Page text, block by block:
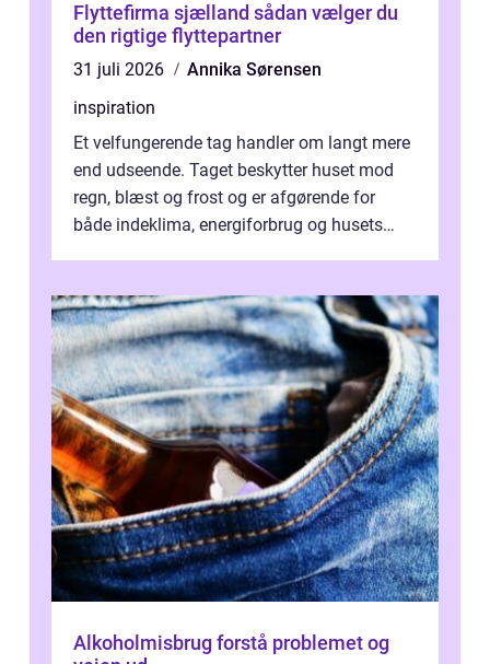
Flyttefirma sjælland sådan vælger du
den rigtige flyttepartner
31 juli 2026
Annika Sørensen
inspiration
Et velfungerende tag handler om langt mere
end udseende. Taget beskytter huset mod
regn, blæst og frost og er afgørende for
både indeklima, energiforbrug og husets
Alkoholmisbrug forstå problemet og